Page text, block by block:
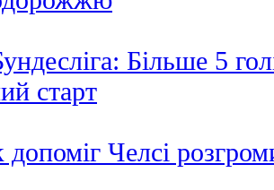
Більше 5
старт
Челсі